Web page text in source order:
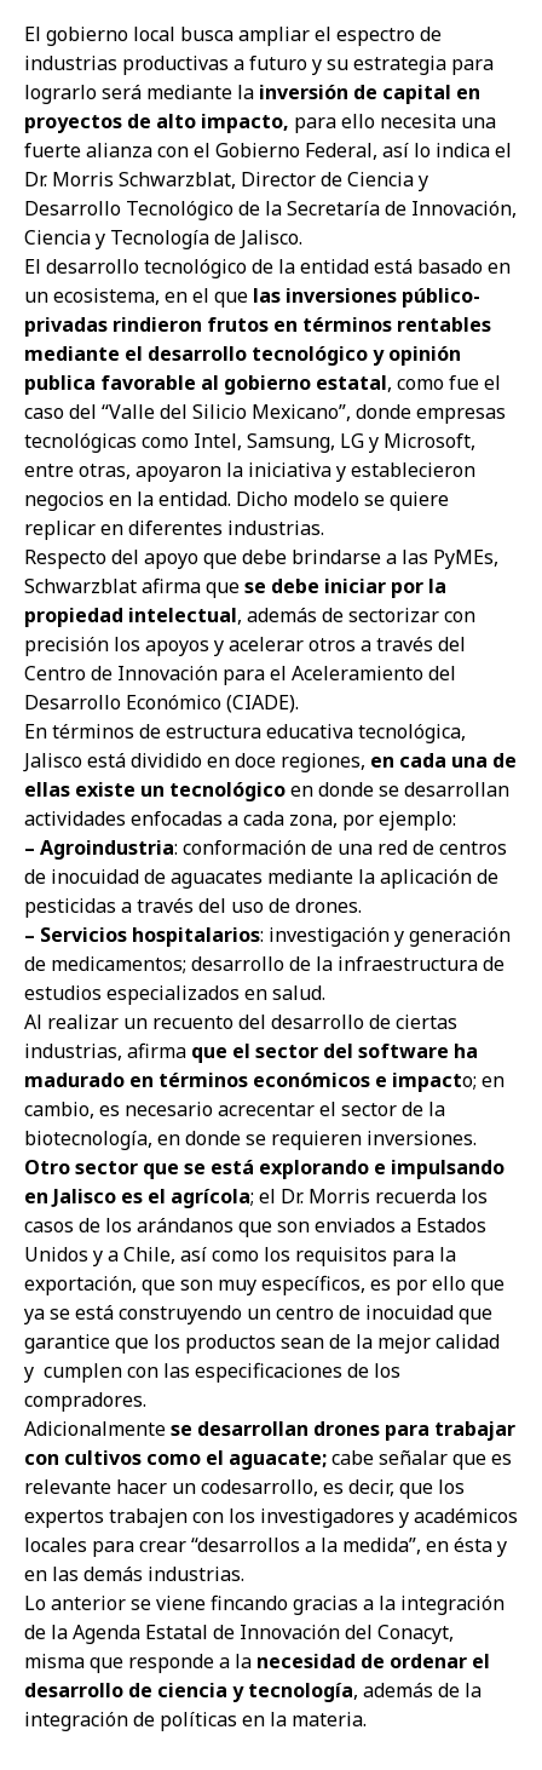
El gobierno local busca ampliar el espectro de
industrias productivas a futuro y su estrategia para
lograrlo será mediante la inversión de capital en
proyectos de alto impacto, para ello necesita una
fuerte alianza con el Gobierno Federal, así lo indica el
Dr. Morris Schwarzblat, Director de Ciencia y
Desarrollo Tecnológico de la Secretaría de Innovación,
Ciencia y Tecnología de Jalisco.
El desarrollo tecnológico de la entidad está basado en
un ecosistema, en el que las inversiones público-
privadas rindieron frutos en términos rentables
mediante el desarrollo tecnológico y opinión
publica favorable al gobierno estatal, como fue el
caso del “Valle del Silicio Mexicano”, donde empresas
tecnológicas como Intel, Samsung, LG y Microsoft,
entre otras, apoyaron la iniciativa y establecieron
negocios en la entidad. Dicho modelo se quiere
replicar en diferentes industrias.
Respecto del apoyo que debe brindarse a las PyMEs,
Schwarzblat afirma quese debe iniciar por la
propiedad intelectual, además de sectorizar con
precisión los apoyos y acelerar otros a través del
Centro de Innovación para el Aceleramiento del
Desarrollo Económico (CIADE).
En términos de estructura educativa tecnológica,
Jalisco está dividido en doce regiones, en cada una de
ellas existe un tecnológicoen donde se desarrollan
actividades enfocadas a cada zona, por ejemplo:
– Agroindustria: conformación de una red de centros
de inocuidad de aguacates mediante la aplicación de
pesticidas a través del uso de drones.
– Servicios hospitalarios: investigación y generación
de medicamentos; desarrollo de la infraestructura de
estudios especializados en salud.
Al realizar un recuento del desarrollo de ciertas
industrias, afirma que el sector del software ha
madurado en términos económicos e impacto; en
cambio, es necesario acrecentar el sector de la
biotecnología, en donde se requieren inversiones.
Otro sector que se está explorando e impulsando
en Jalisco es el agrícola; el Dr. Morris recuerda los
casos de los arándanos que son enviados a Estados
Unidos y a Chile, así como los requisitos para la
exportación, que son muy específicos, es por ello que
ya se está construyendo un centro de inocuidad que
garantice que los productos sean de la mejor calidad
y cumplen con las especificaciones de los
compradores.
Adicionalmentese desarrollan drones para trabajar
con cultivos como el aguacate;cabe señalar que es
relevante hacer un codesarrollo, es decir, que los
expertos trabajen con los investigadores y académicos
locales para crear “desarrollos a la medida”, en ésta y
en las demás industrias.
Lo anterior se viene fincando gracias a la integración
de la Agenda Estatal de Innovación del Conacyt,
misma que responde a la necesidad de ordenar el
desarrollo de ciencia y tecnología, además de la
integración de políticas en la materia.